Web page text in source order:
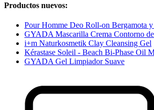
Productos nuevos:
Pour Homme Deo Roll-on Bergamota
GYADA Mascarilla Crema Contorno
i+m Naturkosmetik Clay Cleansing Gel
Kérastase Soleil - Beach Bi-Phase Oil
GYADA Gel Limpiador Suave